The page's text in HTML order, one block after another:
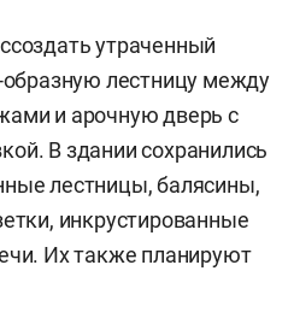
утраченный
образную лестницу между
и арочную дверь с
В здании сохранились
лестницы, балясины,
инкрустированные
Их также планируют